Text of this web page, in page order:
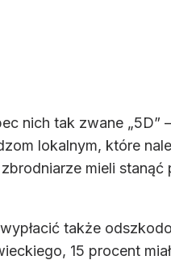
nich tak zwane „5D”
lokalnym, które
mieli stanąć
także
15 procent